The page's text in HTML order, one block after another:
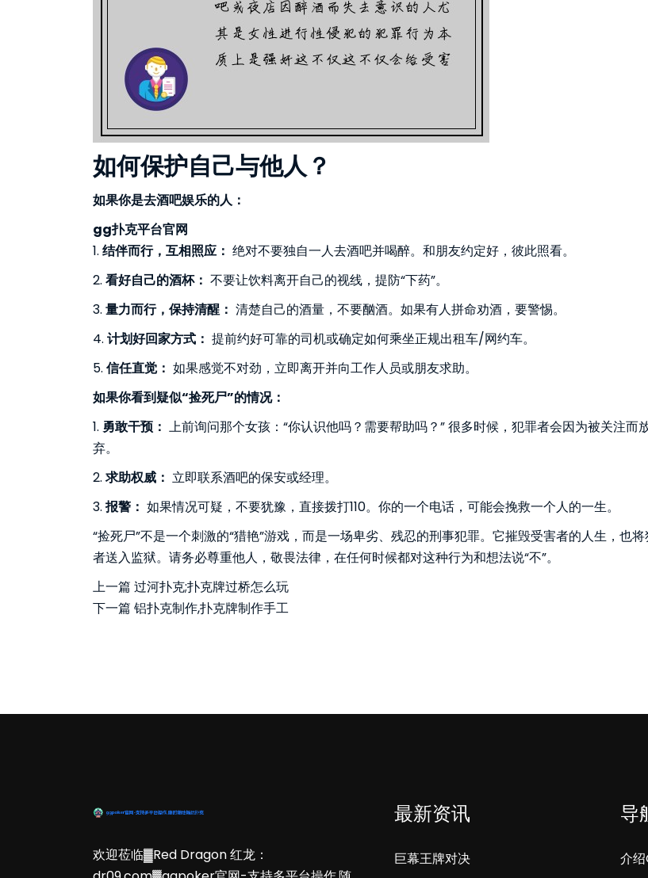
如何保护自己与他人？
如果你是去酒吧娱乐的人：
gg扑克平台官网
1. 结伴而行，互相照应： 绝对不要独自一人去酒吧并喝醉。和朋友约定好，彼此照看。
2. 看好自己的酒杯： 不要让饮料离开自己的视线，提防“下药”。
3. 量力而行，保持清醒： 清楚自己的酒量，不要酗酒。如果有人拼命劝酒，要警惕。
4. 计划好回家方式： 提前约好可靠的司机或确定如何乘坐正规出租车/网约车。
5. 信任直觉： 如果感觉不对劲，立即离开并向工作人员或朋友求助。
如果你看到疑似“捡死尸”的情况：
1. 勇敢干预： 上前询问那个女孩：“你认识他吗？需要帮助吗？” 很多时候，犯罪者会因为被关注而
弃。
2. 求助权威： 立即联系酒吧的保安或经理。
3. 报警： 如果情况可疑，不要犹豫，直接拨打110。你的一个电话，可能会挽救一个人的一生。
“捡死尸”不是一个刺激的“猎艳”游戏，而是一场卑劣、残忍的刑事犯罪。它摧毁受害者的人生，也
者送入监狱。请务必尊重他人，敬畏法律，在任何时候都对这种行为和想法说“不”。
上一篇 过河扑克;扑克牌过桥怎么玩
下一篇 铝扑克制作,扑克牌制作手工
欢迎莅临▓Red Dragon 红龙：
最新资讯
巨幕王牌对决
导
介